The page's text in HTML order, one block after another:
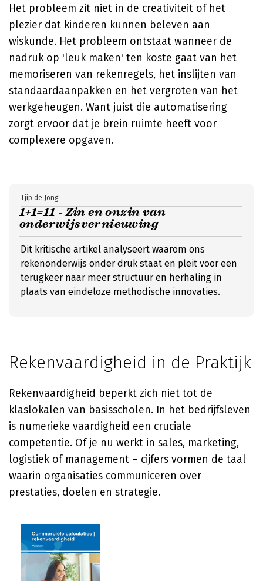
Het probleem zit niet in de creativiteit of het
plezier dat kinderen kunnen beleven aan
wiskunde. Het probleem ontstaat wanneer de
nadruk op 'leuk maken' ten koste gaat van het
memoriseren van rekenregels, het inslijten van
standaardaanpakken en het vergroten van het
werkgeheugen. Want juist die automatisering
zorgt ervoor dat je brein ruimte heeft voor
complexere opgaven.
1+1=11 - Zin en onzin van
onderwijsvernieuwing
Tjip de Jong
Dit kritische artikel analyseert waarom ons
rekenonderwijs onder druk staat en pleit voor een
terugkeer naar meer structuur en herhaling in
plaats van eindeloze methodische innovaties.
Rekenvaardigheid in de Praktijk
Rekenvaardigheid beperkt zich niet tot de
klaslokalen van basisscholen. In het bedrijfsleven
is numerieke vaardigheid een cruciale
competentie. Of je nu werkt in sales, marketing,
logistiek of management – cijfers vormen de taal
waarin organisaties communiceren over
prestaties, doelen en strategie.